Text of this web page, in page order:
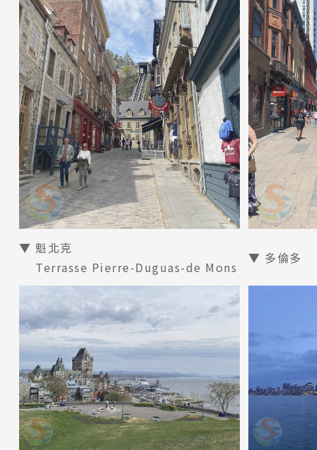
▼ 魁北克
Terrasse Pierre-Duguas-de Mons
▼ 多倫多